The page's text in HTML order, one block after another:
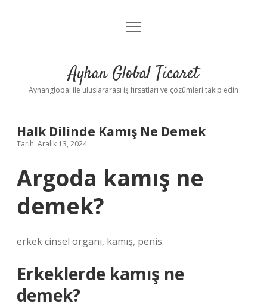
Anasayfa
Yasal Uyarı
menüyü
Ayhan Global Ticaret
Ayhanglobal ile uluslararası iş fırsatları ve çözümleri takip edin
Halk Dilinde Kamış Ne Demek
Tarih: Aralık 13, 2024
Argoda kamış ne
demek?
erkek cinsel organı, kamış, penis.
Erkeklerde kamış ne
demek?